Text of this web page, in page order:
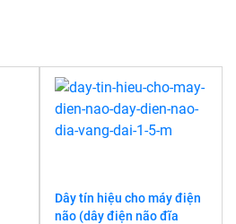
Dây tín hiệu cho máy điện
não (dây điện não đĩa